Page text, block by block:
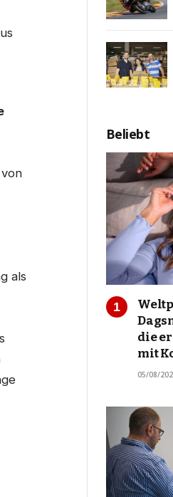
als
Beliebt
die
mit
05/08/